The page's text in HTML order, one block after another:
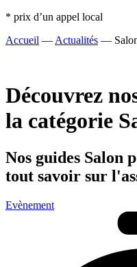
* prix d’un appel local
Accueil — Actualités —
Découvrez
la catégorie
Nos guides Salon
tout savoir sur
Evènement